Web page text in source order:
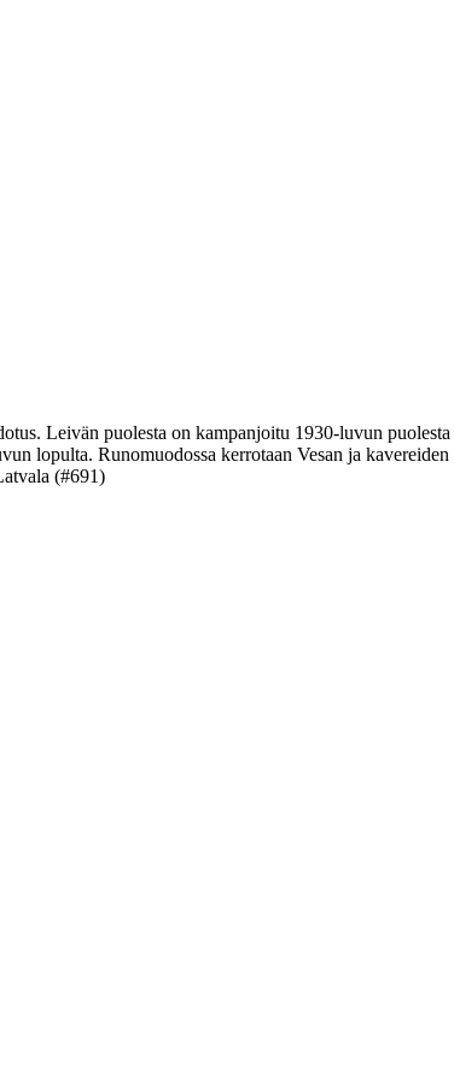
Leivän puolesta on kampanjoitu 1930-luvun
lopulta. Runomuodossa kerrotaan Vesan ja
(#691)